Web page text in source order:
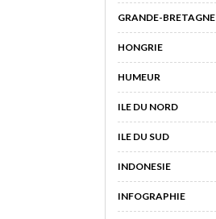
GRANDE-BRETAGNE
HONGRIE
HUMEUR
ILE DU NORD
ILE DU SUD
INDONESIE
INFOGRAPHIE